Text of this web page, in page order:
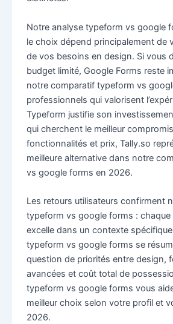
Notre analyse typeform vs google
le choix dépend principalement de
de vos besoins en design. Si vous
budget limité, Google Forms reste
notre comparatif typeform vs
professionnels qui valorisent
Typeform justifie son
qui cherchent le meilleur
fonctionnalités et prix, Tally.so
meilleure alternative dans notre
vs google forms en 2026.
Les retours utilisateurs confirment
typeform vs google forms : chaque
excelle dans un contexte
typeform vs google forms se
question de priorités entre design,
avancées et coût total de
typeform vs google forms vous
meilleur choix selon votre profil et
2026.